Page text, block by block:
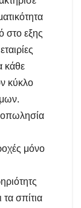
στο εξης
κάθε
κύκλο
μόνο
τα σπίτια